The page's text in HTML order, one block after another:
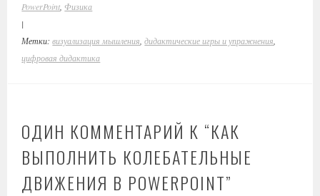
PowerPoint Физика
|
Метки:визуализация мышления ,дидактические игры и упражнения
цифровая дидактика
ОДИН КОММЕНТАРИЙ К “КАК
ВЫПОЛНИТЬ КОЛЕБАТЕЛЬНЫЕ
ДВИЖЕНИЯ В POWERPOINT”